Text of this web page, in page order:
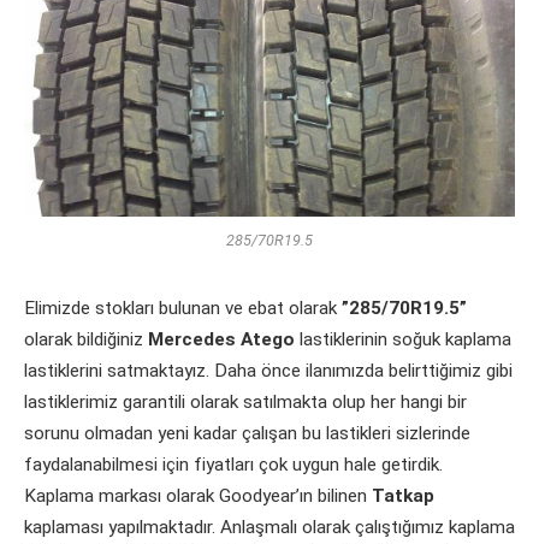
285/70R19.5
Elimizde stokları bulunan ve ebat olarak”285/70R19.5”
olarak bildiğiniz Mercedes Atego lastiklerinin soğuk kaplama
lastiklerini satmaktayız. Daha önce ilanımızda belirttiğimiz gibi
lastiklerimiz garantili olarak satılmakta olup her hangi bir
sorunu olmadan yeni kadar çalışan bu lastikleri sizlerinde
faydalanabilmesi için fiyatları çok uygun hale getirdik.
Kaplama markası olarak Goodyear’ın bilinen Tatkap
kaplaması yapılmaktadır. Anlaşmalı olarak çalıştığımız kaplama